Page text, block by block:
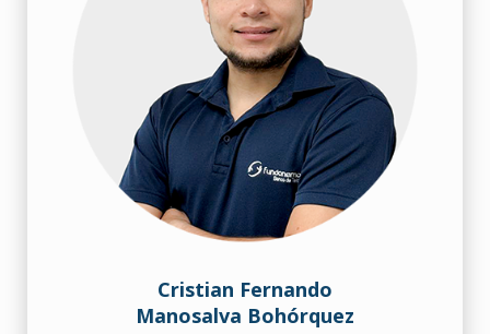
Cristian Fernando
Manosalva Bohórquez